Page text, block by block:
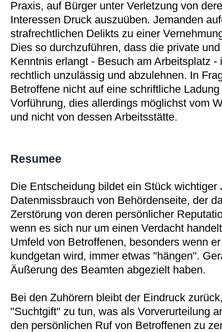
Praxis, auf Bürger unter Verletzung von
Interessen Druck auszuüben. Jemanden
strafrechtlichen Delikts zu einer
Dies so durchzuführen, dass die private
Kenntnis erlangt - Besuch am Arbeitsplatz -
rechtlich unzulässig und abzulehnen. In
Betroffene nicht auf eine schriftliche
Vorführung, dies allerdings möglichst vom
und nicht von dessen Arbeitsstätte.
Resumee
Die Entscheidung bildet ein Stück wichtiger
Datenmissbrauch von Behördenseite, der
Zerstörung von deren persönlicher
wenn es sich nur um einen Verdacht
Umfeld von Betroffenen, besonders wenn
kundgetan wird, immer etwas "hängen".
Äußerung des Beamten abgezielt haben.
Bei den Zuhörern bleibt der Eindruck
"Suchtgift" zu tun, was als Vorverurteilung
den persönlichen Ruf von Betroffenen zu